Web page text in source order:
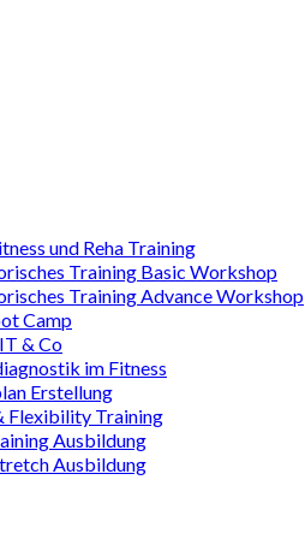
und Reha Training
Training Basic Workshop
Training Advance Workshop
Camp
& Co
im Fitness
Erstellung
Flexibility Training
Ausbildung
Ausbildung